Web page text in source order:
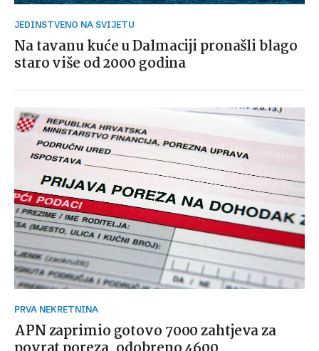
JEDINSTVENO NA SVIJETU
Na tavanu kuće u Dalmaciji pronašli blago
staro više od 2000 godina
PRVA NEKRETNINA
APN zaprimio gotovo 7000 zahtjeva za